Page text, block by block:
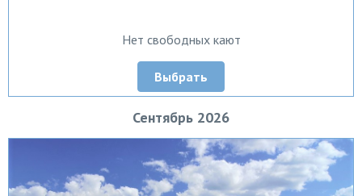
Нет свободных кают
Выбрать
Сентябрь 2026